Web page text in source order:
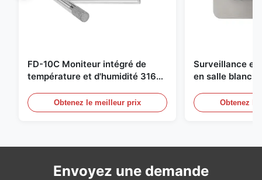
FD-10C Moniteur intégré de
température et d'humidité 316L
Obtenez le meilleur prix
Surveillance
en salle
20mA/RS485
Détection de
Obtenez
Envoyez une demande